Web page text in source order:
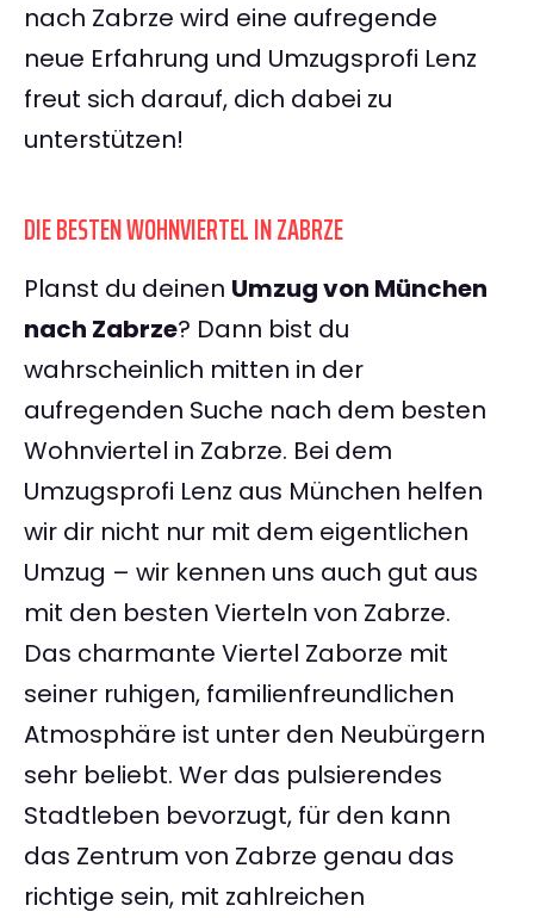
nach Zabrze wird eine aufregende
neue Erfahrung und Umzugsprofi Lenz
freut sich darauf, dich dabei zu
unterstützen!
DIE BESTEN WOHNVIERTEL IN ZABRZE
Planst du deinen Umzug von München
nach Zabrze? Dann bist du
wahrscheinlich mitten in der
aufregenden Suche nach dem besten
Wohnviertel in Zabrze. Bei dem
Umzugsprofi Lenz aus München helfen
wir dir nicht nur mit dem eigentlichen
Umzug – wir kennen uns auch gut aus
mit den besten Vierteln von Zabrze.
Das charmante Viertel Zaborze mit
seiner ruhigen, familienfreundlichen
Atmosphäre ist unter den Neubürgern
sehr beliebt. Wer das pulsierendes
Stadtleben bevorzugt, für den kann
das Zentrum von Zabrze genau das
richtige sein, mit zahlreichen